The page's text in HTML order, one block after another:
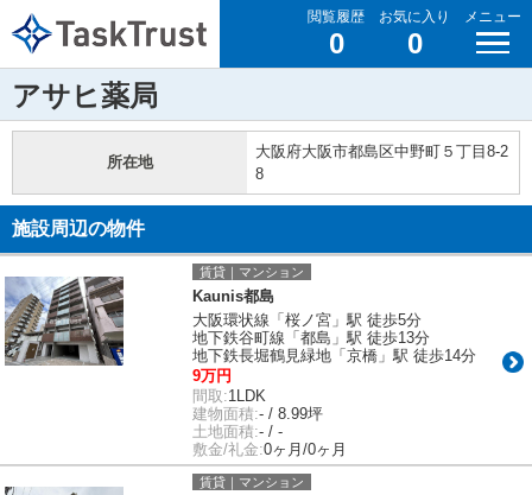
閲覧履歴
0
お気に入り
0
メニュー
アサヒ薬局
所在地
大阪府大阪市都島区中野町５丁目8-2
8
施設周辺の物件
賃貸｜マンション
Kaunis都島
大阪環状線「桜ノ宮」駅 徒歩5分
地下鉄谷町線「都島」駅 徒歩13分
地下鉄長堀鶴見緑地「京橋」駅 徒歩14分
9万円
間取:1LDK
建物面積:- / 8.99坪
土地面積:- / -
敷金/礼金:0ヶ月/0ヶ月
賃貸｜マンション